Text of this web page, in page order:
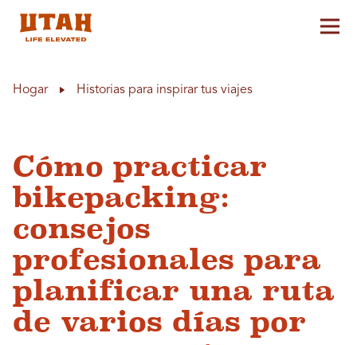
Hogar Historias para inspirar tus viajes
Cómo practicar
bikepacking:
consejos
profesionales para
planificar una ruta
de varios días por